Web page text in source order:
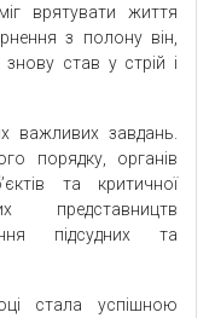
врятувати життя
з полону він,
став у стрій і
важливих завдань.
порядку, органів
та критичної
представництв
підсудних та
стала успішною